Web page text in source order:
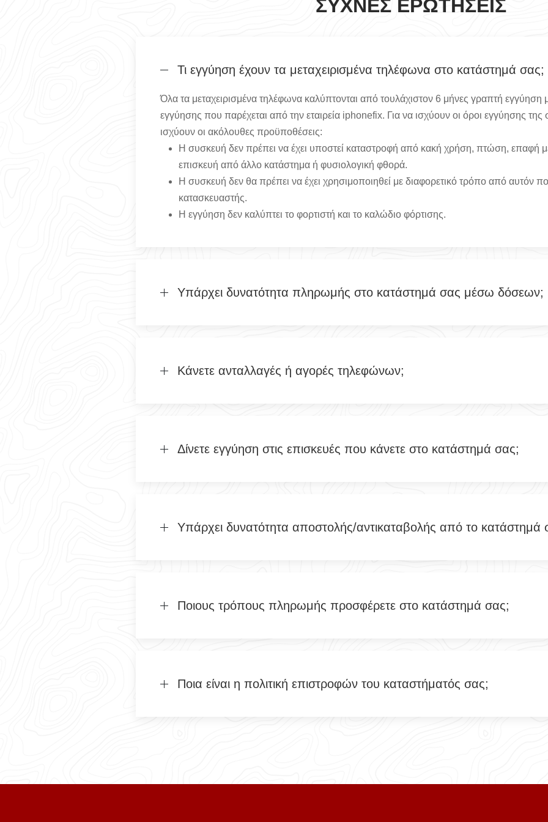
ΣΥΧΝΈΣ ΕΡΩΤΉΣΕΙΣ
Τι εγγύηση έχουν τα μεταχειρισμένα τηλέφωνα στο κατάστημά σας;
Όλα τα μεταχειρισμένα τηλέφωνα καλύπτονται από τουλάχιστον 6 μήνες γραπτή εγγύηση
εγγύησης που παρέχεται από την εταιρεία iphonefix. Για να ισχύουν οι όροι εγγύησης
ισχύουν οι ακόλουθες προϋποθέσεις:
Η συσκευή δεν πρέπει να έχει υποστεί καταστροφή από κακή χρήση, πτώση, επαφή
επισκευή από άλλο κατάστημα ή φυσιολογική φθορά.
Η συσκευή δεν θα πρέπει να έχει χρησιμοποιηθεί με διαφορετικό τρόπο από αυτόν
κατασκευαστής.
Η εγγύηση δεν καλύπτει το φορτιστή και το καλώδιο φόρτισης.
Υπάρχει δυνατότητα πληρωμής στο κατάστημά σας μέσω δόσεων;
Κάνετε ανταλλαγές ή αγορές τηλεφώνων;
Δίνετε εγγύηση στις επισκευές που κάνετε στο κατάστημά σας;
Υπάρχει δυνατότητα αποστολής/αντικαταβολής από το κατάστημά
Ποιους τρόπους πληρωμής προσφέρετε στο κατάστημά σας;
Ποια είναι η πολιτική επιστροφών του καταστήματός σας;